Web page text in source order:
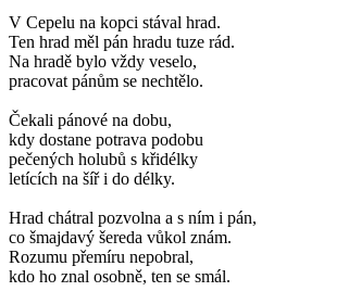
V Cepelu na kopci stával hrad.
Ten hrad měl pán hradu tuze rád.
Na hradě bylo vždy veselo,
pracovat pánům se nechtělo.
Čekali pánové na dobu,
kdy dostane potrava podobu
pečených holubů s křidélky
letících na šíř i do délky.
Hrad chátral pozvolna a s ním i pán,
co šmajdavý šereda vůkol znám.
Rozumu přemíru nepobral,
kdo ho znal osobně, ten se smál.